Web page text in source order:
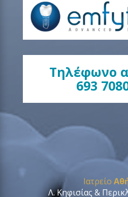
Τηλέφωνο
693
Ιατρείο
Λ. Κηφισίας &